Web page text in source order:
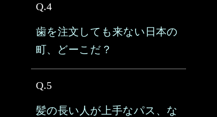
Q.4
歯を注文しても来ない日本の
町、どーこだ？
Q.5
髪の長い人が上手なパス、な